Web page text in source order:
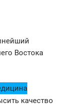
Востока
качество